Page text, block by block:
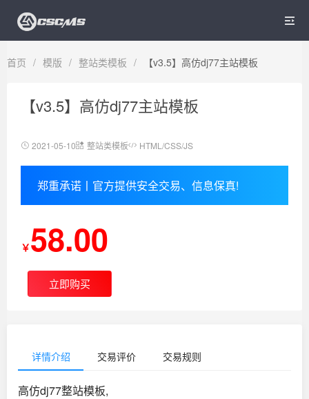

首页 / 模版 / 整站类模板 / 【v3.5】高仿dj77主站模板
【v3.5】高仿dj77主站模板
2021-05-10 整站类模板 HTML/CSS/JS
郑重承诺丨官方提供安全交易、信息保真!
￥58.00
立即购买
详情介绍 交易评价 交易规则
高仿dj77整站模板,